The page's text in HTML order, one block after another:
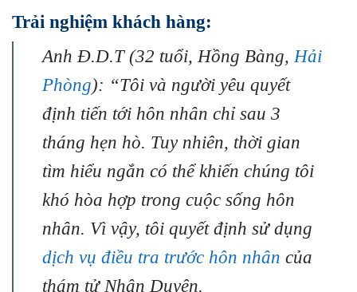
Trải nghiệm khách hàng:
Anh Đ.D.T (32 tuổi, Hồng Bàng, Hải
Phòng): “Tôi và người yêu quyết
định tiến tới hôn nhân chỉ sau 3
tháng hẹn hò. Tuy nhiên, thời gian
tìm hiểu ngắn có thể khiến chúng tôi
khó hòa hợp trong cuộc sống hôn
nhân. Vì vậy, tôi quyết định sử dụng
dịch vụ điều tra trước hôn nhân của
thám tử Nhân Duyên.